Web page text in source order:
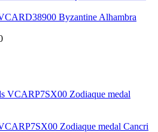
Byzantine Alhambra
Zodiaque medal Cancri